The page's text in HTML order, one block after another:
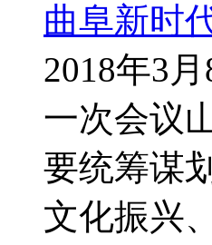
曲阜新时
2018年3
一次会议
要统筹谋
文化振兴